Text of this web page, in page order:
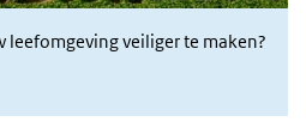
leefomgeving veiliger te maken?